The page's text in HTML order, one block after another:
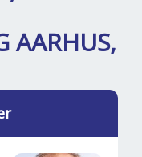
AARHUS,